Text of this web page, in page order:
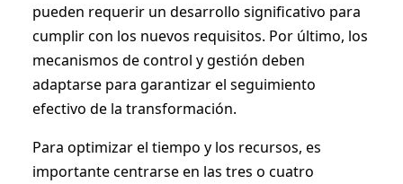
pueden requerir un desarrollo significativo para
cumplir con los nuevos requisitos. Por último, los
mecanismos de control y gestión deben
adaptarse para garantizar el seguimiento
efectivo de la transformación.
Para optimizar el tiempo y los recursos, es
importante centrarse en las tres o cuatro